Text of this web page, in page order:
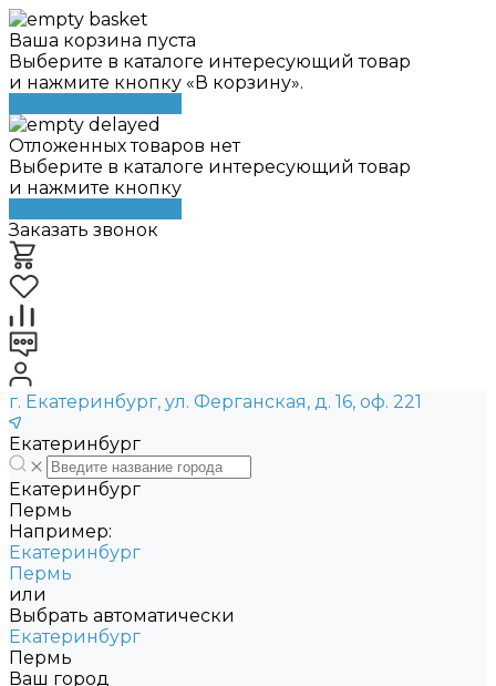
Ваша корзина пуста
Выберите в каталоге интересующий товар
и нажмите кнопку «В корзину».
Отложенных товаров нет
Выберите в каталоге интересующий товар
и нажмите кнопку
Заказать звонок
г. Екатеринбург, ул. Ферганская, д. 16, оф. 221
Екатеринбург
Екатеринбург
Пермь
Например:
Екатеринбург
Пермь
или
Выбрать автоматически
Екатеринбург
Пермь
Ваш город